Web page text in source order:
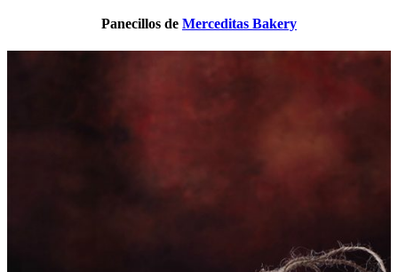
Panecillos de Merceditas Bakery